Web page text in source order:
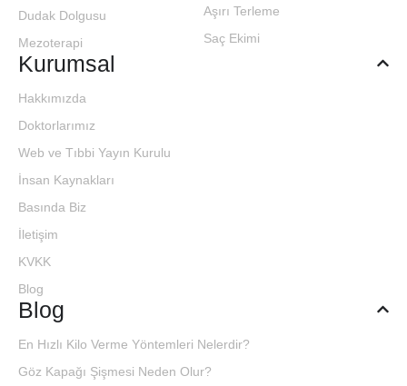
Dudak Dolgusu
Mezoterapi
Aşırı Terleme
Saç Ekimi
Kurumsal
Hakkımızda
Doktorlarımız
Web ve Tıbbi Yayın Kurulu
İnsan Kaynakları
Basında Biz
İletişim
KVKK
Blog
Blog
En Hızlı Kilo Verme Yöntemleri Nelerdir?
Göz Kapağı Şişmesi Neden Olur?